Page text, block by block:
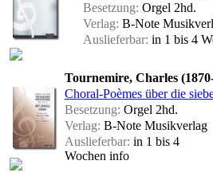
Besetzung: Orgel 2hd.
Verlag: B-Note
Auslieferbar: in 1 bis 4
Tournemire, Charles
Choral-Poèmes über die
Besetzung: Orgel 2hd.
Verlag: B-Note Musikverlag
Auslieferbar: in 1 bis 4
Wochen info